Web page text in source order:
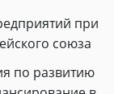
при
союза
по развитию